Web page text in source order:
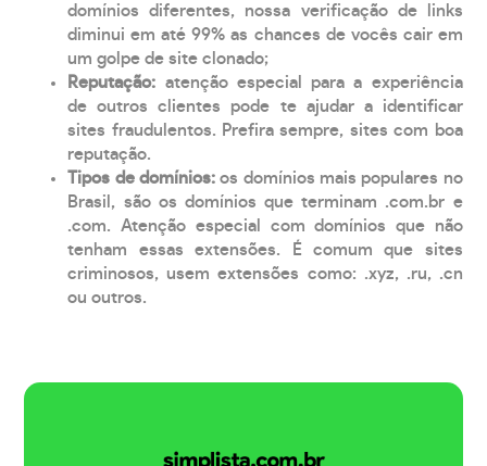
domínios diferentes, nossa verificação de links
diminui em até 99% as chances de vocês cair em
um golpe de site clonado;
Reputação: atenção especial para a experiência
de outros clientes pode te ajudar a identificar
sites fraudulentos. Prefira sempre, sites com boa
reputação.
Tipos de domínios:os domínios mais populares no
Brasil, são os domínios que terminam .com.br e
.com. Atenção especial com domínios que não
tenham essas extensões. É comum que sites
criminosos, usem extensões como: .xyz, .ru, .cn
ou outros.